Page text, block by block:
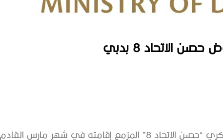
الاتحاد 8 بدبي
تبدأ وزارة الدفاع استعداداتها للعرض العسكري “حصن الاتحاد 8” المزمع إقامته في شهر مارس القادم